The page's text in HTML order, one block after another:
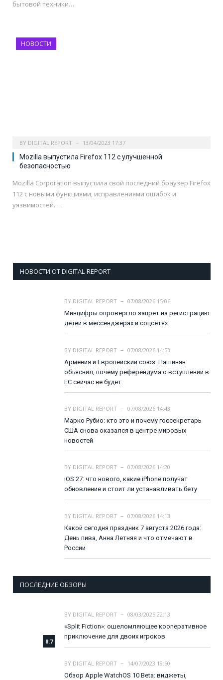
бытовой техники…
НОВОСТИ
BY DIGITAL REPORT 13/04/2023 17:37
Mozilla выпустила Firefox 112 c улучшенной
безопасностью
Mozilla Corporation выпустила свой последний браузер Firefox
112 с новыми функциями, исправлениями ошибок и
уязвимостей.…
НОВОСТИ ОТ DIGITAL-REPORT
BY DIGITAL REPORT
07/08/2026 15:06
Минцифры опровергло запрет на регистрацию
детей в мессенджерах и соцсетях
BY DIGITAL REPORT
07/08/2026 14:53
Армения и Европейский союз: Пашинян
объяснил, почему референдума о вступлении в
ЕС сейчас не будет
BY DIGITAL REPORT
07/08/2026 14:43
Марко Рубио: кто это и почему госсекретарь
США снова оказался в центре мировых
новостей
BY DIGITAL REPORT
07/08/2026 14:20
iOS 27: что нового, какие iPhone получат
обновление и стоит ли устанавливать бету
BY DIGITAL REPORT
07/08/2026 14:13
Какой сегодня праздник 7 августа 2026 года:
День пива, Анна Летняя и что отмечают в
России
ПОСЛЕДНИЕ ОБЗОРЫ
8.7
BY DIGITAL REPORT
08/03/2025 22:13
«Split Fiction»: ошеломляющее кооперативное
приключение для двоих игроков
BY DIGITAL REPORT
14/07/2023 19:50
Обзор Apple WatchOS 10 Beta: виджеты,